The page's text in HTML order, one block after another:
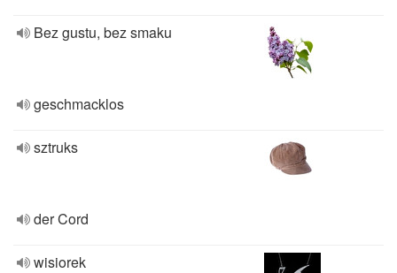
Bez gustu, bez smaku
geschmacklos
sztruks
der Cord
wisiorek